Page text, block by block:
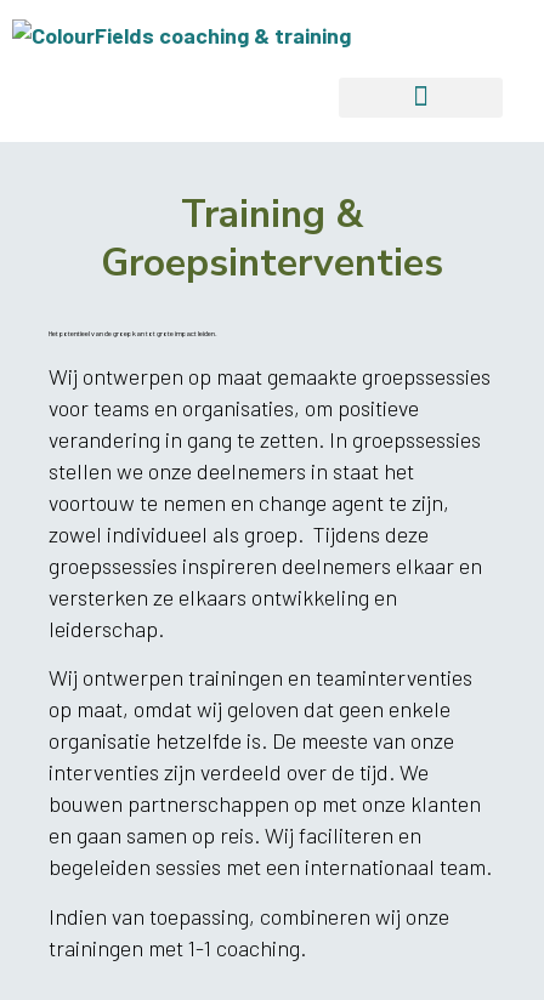
Training &
Groepsinterventies
Het potentieel van de groep kan tot grote impact leiden.
Wij ontwerpen op maat gemaakte groepssessies
voor teams en organisaties, om positieve
verandering in gang te zetten. In groepssessies
stellen we onze deelnemers in staat het
voortouw te nemen en change agent te zijn,
zowel individueel als groep. Tijdens deze
groepssessies inspireren deelnemers elkaar en
versterken ze elkaars ontwikkeling en
leiderschap.
Wij ontwerpen trainingen en teaminterventies
op maat, omdat wij geloven dat geen enkele
organisatie hetzelfde is. De meeste van onze
interventies zijn verdeeld over de tijd. We
bouwen partnerschappen op met onze klanten
en gaan samen op reis. Wij faciliteren en
begeleiden sessies met een internationaal team.
Indien van toepassing, combineren wij onze
trainingen met 1-1 coaching.